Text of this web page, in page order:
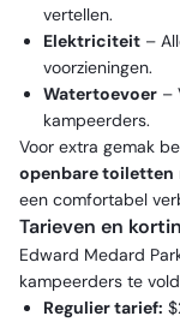
vertellen.
Elektriciteit –
voorzieningen.
Watertoevoer –
kampeerders.
Voor extra gemak
openbare toiletten
een comfortabel
Tarieven en
Edward Medard
kampeerders te
Regulier tarief: